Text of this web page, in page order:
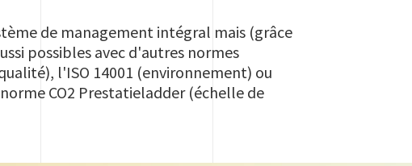
de management intégral mais (grâce
possibles avec d'autres normes
l'ISO 14001 (environnement) ou
CO2 Prestatieladder (échelle de